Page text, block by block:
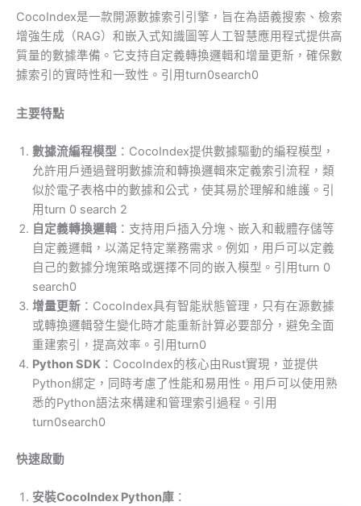
CocoIndex是一款開源數據索引引擎，旨在為語義搜索、檢索
增強生成（RAG）和嵌入式知識圖等人工智慧應用程式提供高
質量的數據準備。它支持自定義轉換邏輯和增量更新，確保數
據索引的實時性和一致性。引用turn0search0
主要特點
數據流編程模型 ：CocoIndex提供數據驅動的編程模型，
允許用戶通過聲明數據流和轉換邏輯來定義索引流程，類
似於電子表格中的數據和公式，使其易於理解和維護。引
用turn 0 search 2
自定義轉換邏輯 ：支持用戶插入分塊、嵌入和載體存儲等
自定義邏輯，以滿足特定業務需求。例如，用戶可以定義
自己的數據分塊策略或選擇不同的嵌入模型。引用turn 0
search0
增量更新 ：CocoIndex具有智能狀態管理，只有在源數據
或轉換邏輯發生變化時才能重新計算必要部分，避免全面
重建索引，提高效率。引用turn0
Python SDK ：CocoIndex的核心由Rust實現，並提供
Python綁定，同時考慮了性能和易用性。用戶可以使用熟
悉的Python語法來構建和管理索引過程。引用
turn0search0
快速啟動
安裝CocoIndex Python庫 ：